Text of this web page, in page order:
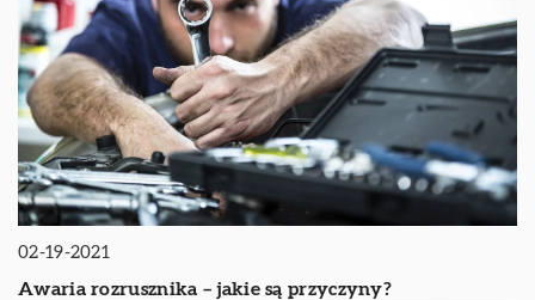
02-19-2021
Awaria rozrusznika – jakie są przyczyny?